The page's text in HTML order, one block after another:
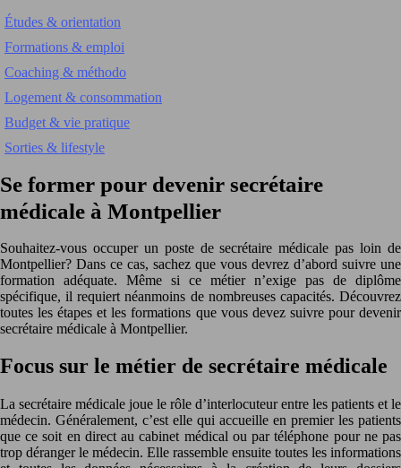
Études & orientation
Formations & emploi
Coaching & méthodo
Logement & consommation
Budget & vie pratique
Sorties & lifestyle
Se former pour devenir secrétaire
médicale à Montpellier
Souhaitez-vous occuper un poste de secrétaire médicale pas loin de
Montpellier? Dans ce cas, sachez que vous devrez d’abord suivre une
formation adéquate. Même si ce métier n’exige pas de diplôme
spécifique, il requiert néanmoins de nombreuses capacités. Découvrez
toutes les étapes et les formations que vous devez suivre pour devenir
secrétaire médicale à Montpellier.
Focus sur le métier de secrétaire médicale
La secrétaire médicale joue le rôle d’interlocuteur entre les patients et le
médecin. Généralement, c’est elle qui accueille en premier les patients
que ce soit en direct au cabinet médical ou par téléphone pour ne pas
trop déranger le médecin. Elle rassemble ensuite toutes les informations